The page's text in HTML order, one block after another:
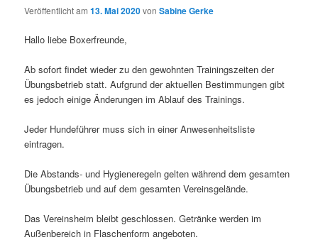
Veröffentlicht am13. Mai 2020vonSabine Gerke
Hallo liebe Boxerfreunde,
Ab sofort findet wieder zu den gewohnten Trainingszeiten der
Übungsbetrieb statt. Aufgrund der aktuellen Bestimmungen gibt
es jedoch einige Änderungen im Ablauf des Trainings.
Jeder Hundeführer muss sich in einer Anwesenheitsliste
eintragen.
Die Abstands- und Hygieneregeln gelten während dem gesamten
Übungsbetrieb und auf dem gesamten Vereinsgelände.
Das Vereinsheim bleibt geschlossen. Getränke werden im
Außenbereich in Flaschenform angeboten.